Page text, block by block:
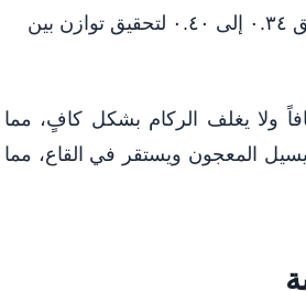
بين ٠.٣٨ و ٠.٥٢، وغالباً ما تكون ضمن نطاق ضيق ٠.٣٤ إلى ٠.٤٠ لتحقيق توازن بين
ولا يغلف الركام بشكل كافٍ، مما
المعجون ويستقر في القاع، مما